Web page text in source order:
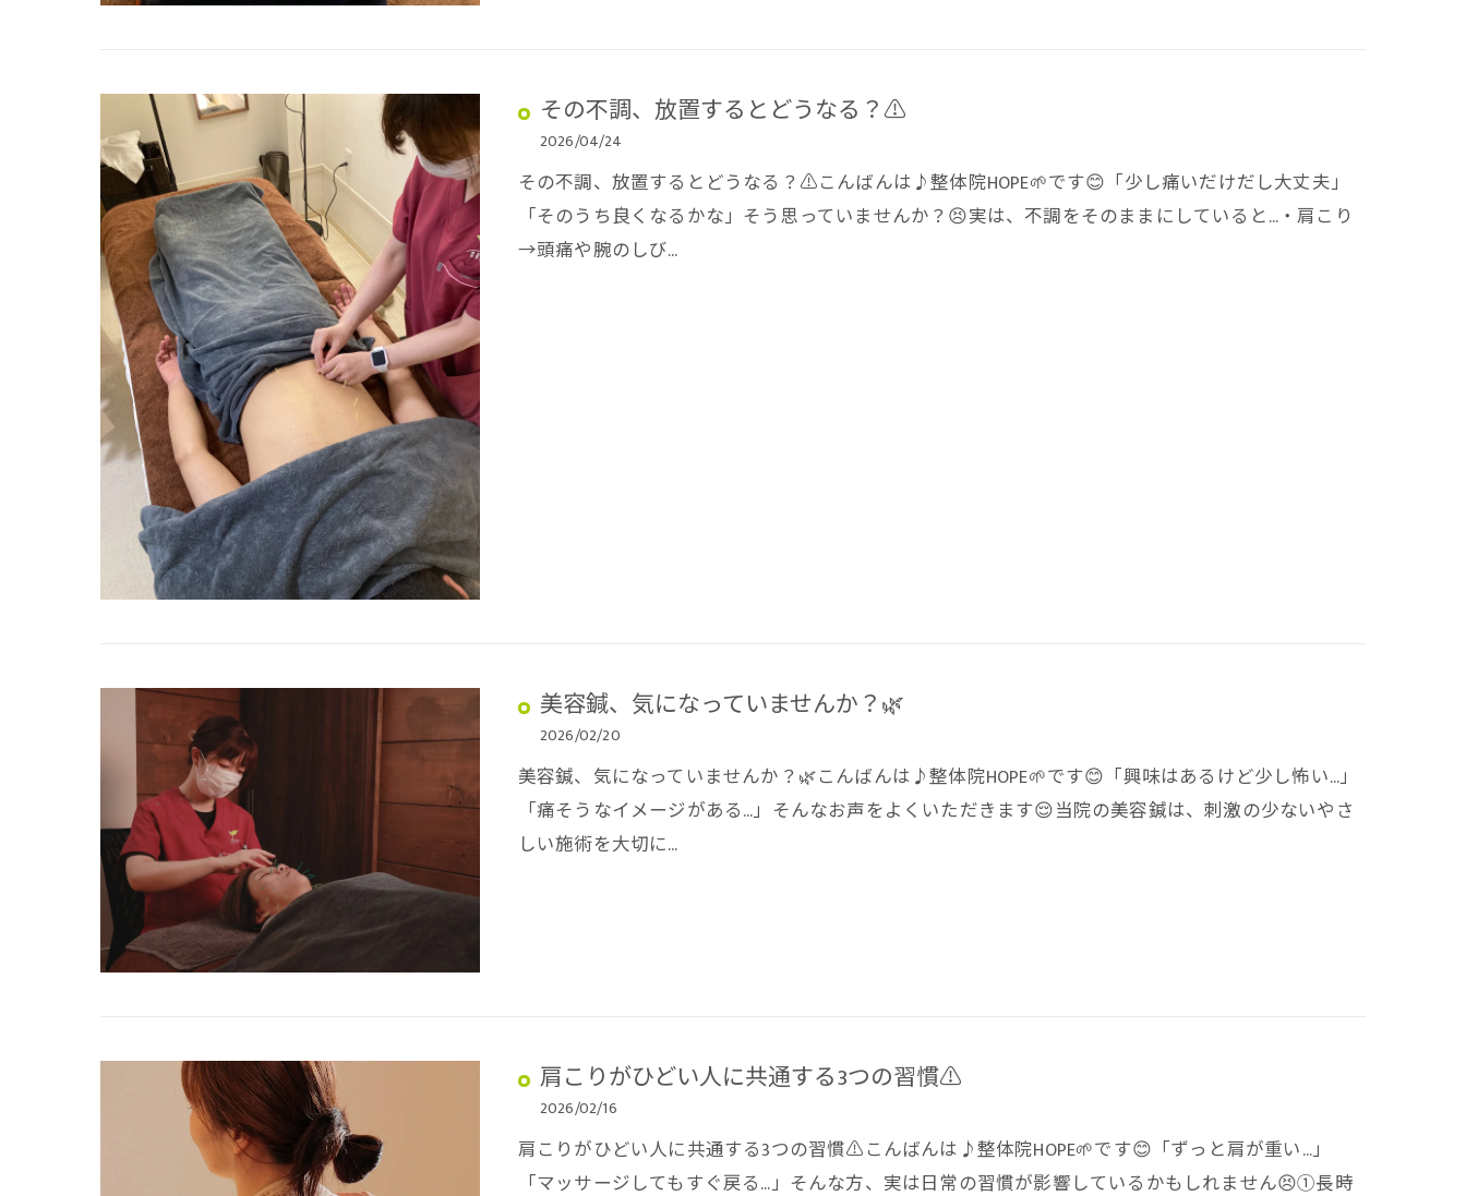
その不調、放置するとどうなる？⚠️
2026/04/24
その不調、放置するとどうなる？⚠️こんばんは♪整体院HOPE🌱です😊「少し痛いだけだし大丈夫」
「そのうち良くなるかな」そう思っていませんか？😣実は、不調をそのままにしていると…・肩こり
→頭痛や腕のしび…
美容鍼、気になっていませんか？🌿
2026/02/20
美容鍼、気になっていませんか？🌿こんばんは♪整体院HOPE🌱です😊「興味はあるけど少し怖い…」
「痛そうなイメージがある…」そんなお声をよくいただきます😌当院の美容鍼は、刺激の少ないやさ
しい施術を大切に…
肩こりがひどい人に共通する3つの習慣⚠️
2026/02/16
肩こりがひどい人に共通する3つの習慣⚠️こんばんは♪整体院HOPE🌱です😊「ずっと肩が重い…」
「マッサージしてもすぐ戻る…」そんな方、実は日常の習慣が影響しているかもしれません😣①長時